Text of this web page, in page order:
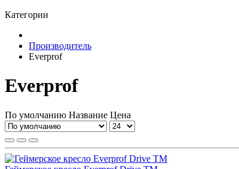
Категории
Производитель
Everprof
Everprof
По умолчанию Название Цена